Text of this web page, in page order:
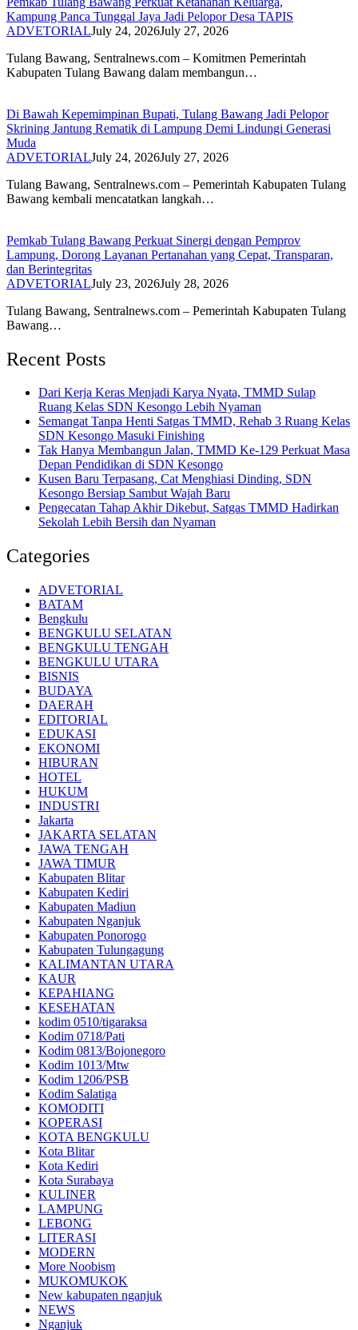
Kampung Panca Tunggal Jaya Jadi Pelopor Desa TAPIS
ADVETORIALJuly 24, 2026July 27, 2026
Tulang Bawang, Sentralnews.com – Komitmen Pemerintah
Kabupaten Tulang Bawang dalam membangun…
Di Bawah Kepemimpinan Bupati, Tulang Bawang Jadi Pelopor
Skrining Jantung Rematik di Lampung Demi Lindungi Generasi
Muda
ADVETORIALJuly 24, 2026July 27, 2026
Tulang Bawang, Sentralnews.com – Pemerintah Kabupaten Tulang
Bawang kembali mencatatkan langkah…
Pemkab Tulang Bawang Perkuat Sinergi dengan Pemprov
Lampung, Dorong Layanan Pertanahan yang Cepat, Transparan,
dan Berintegritas
ADVETORIALJuly 23, 2026July 28, 2026
Tulang Bawang, Sentralnews.com – Pemerintah Kabupaten Tulang
Bawang…
Recent Posts
Dari Kerja Keras Menjadi Karya Nyata, TMMD Sulap
Ruang Kelas SDN Kesongo Lebih Nyaman
Semangat Tanpa Henti Satgas TMMD, Rehab 3 Ruang Kelas
SDN Kesongo Masuki Finishing
Tak Hanya Membangun Jalan, TMMD Ke-129 Perkuat Masa
Depan Pendidikan di SDN Kesongo
Kusen Baru Terpasang, Cat Menghiasi Dinding, SDN
Kesongo Bersiap Sambut Wajah Baru
Pengecatan Tahap Akhir Dikebut, Satgas TMMD Hadirkan
Sekolah Lebih Bersih dan Nyaman
Categories
ADVETORIAL
BATAM
Bengkulu
BENGKULU SELATAN
BENGKULU TENGAH
BENGKULU UTARA
BISNIS
BUDAYA
DAERAH
EDITORIAL
EDUKASI
EKONOMI
HIBURAN
HOTEL
HUKUM
INDUSTRI
Jakarta
JAKARTA SELATAN
JAWA TENGAH
JAWA TIMUR
Kabupaten Blitar
Kabupaten Kediri
Kabupaten Madiun
Kabupaten Nganjuk
Kabupaten Ponorogo
Kabupaten Tulungagung
KALIMANTAN UTARA
KAUR
KEPAHIANG
KESEHATAN
kodim 0510/tigaraksa
Kodim 0718/Pati
Kodim 0813/Bojonegoro
Kodim 1013/Mtw
Kodim 1206/PSB
Kodim Salatiga
KOMODITI
KOPERASI
KOTA BENGKULU
Kota Blitar
Kota Kediri
Kota Surabaya
KULINER
LAMPUNG
LEBONG
LITERASI
MODERN
More Noobism
MUKOMUKOK
New kabupaten nganjuk
NEWS
Nganjuk